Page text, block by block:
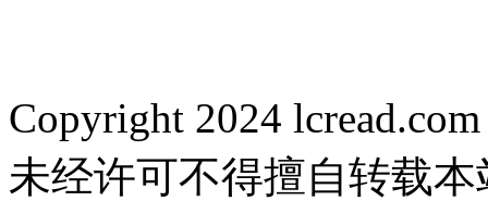
Copyright 2024
未经许可不得擅自转载